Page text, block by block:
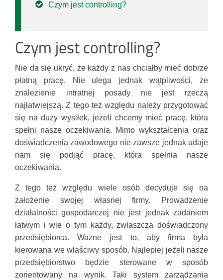
Czym jest controlling?
Czym jest controlling?
Nie da się ukryć, że każdy z nas chciałby mieć dobrze
płatną pracę. Nie ulega jednak wątpliwości, że
znalezienie intratnej posady nie jest rzeczą
najłatwiejszą. Z tego też względu należy przygotować
się na duży wysiłek, jeżeli chcemy mieć pracę, która
spełni nasze oczekiwania. Mimo wykształcenia oraz
doświadczenia zawodowego nie zawsze jednak udaje
nam się podjąć pracę, która spełnia nasze
oczekiwania.
Z tego też względu wiele osób decyduje się na
założenie swojej własnej firmy. Prowadzenie
działalności gospodarczej nie jest jednak zadaniem
łatwym i wie o tym każdy, zwłaszcza doświadczony
przedsiębiorca. Ważne jest to, aby firma była
kierowana we właściwy sposób. Najlepiej jeżeli nasze
przedsiębiorstwo będzie sterowane w sposób
zorientowany na wynik. Taki system zarządzania